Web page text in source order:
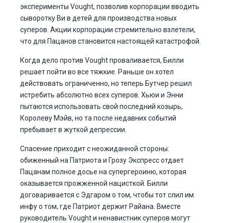
эксперименты Vought, позволив корпорации вводить
сыворотку Ви в детей для производства новых
суперов. Акции корпорации стремительно взлетели,
что для Пацанов становится настоящей катастрофой.
Когда дело против Vought проваливается, Билли
решает пойти во все тяжкие. Раньше он хотел
действовать ограниченно, но теперь Бутчер решил
истребить абсолютно всех суперов. Хьюи и Энни
пытаются использовать свой последний козырь,
Королеву Мэйв, но та после недавних событий
пребывает в жуткой депрессии.
Спасение приходит с неожиданной стороны:
обиженный на Патриота и Грозу Экспресс отдает
Пацанам полное досье на супергероиню, которая
оказывается прожженной нацисткой. Билли
договаривается с Эдгаром о том, чтобы тот слил им
инфу о том, где Патриот держит Райана. Вместе
руководитель Vought и ненавистник суперов могут